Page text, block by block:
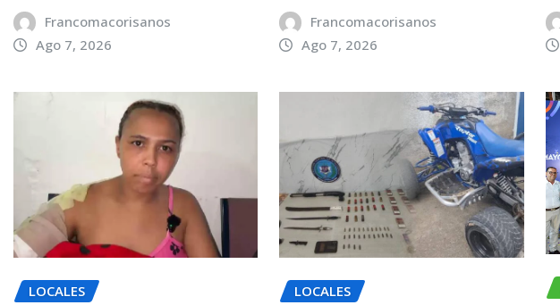
Francomacorisanos
Ago 7, 2026
Francomacorisanos
Ago 7, 2026
LOCALES LOCALES